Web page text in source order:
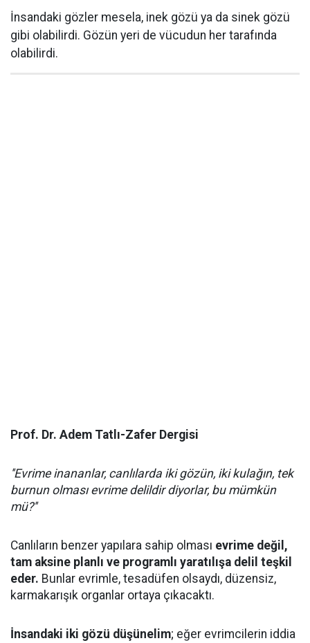
İnsandaki gözler mesela, inek gözü ya da sinek gözü
gibi olabilirdi. Gözün yeri de vücudun her tarafında
olabilirdi.
Prof. Dr. Adem Tatlı-Zafer Dergisi
''Evrime inananlar, canlılarda iki gözün, iki kulağın, tek
burnun olması evrime delildir diyorlar, bu mümkün
mü?''
Canlıların benzer yapılara sahip olması evrime değil,
tam aksine planlı ve programlı yaratılışa delil teşkil
eder. Bunlar evrimle, tesadüfen olsaydı, düzensiz,
karmakarışık organlar ortaya çıkacaktı.
İnsandaki iki gözü düşünelim; eğer evrimcilerin iddia